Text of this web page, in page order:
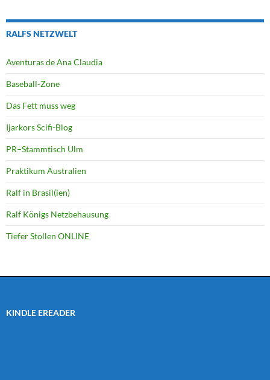
RALFS NETZWELT
Aventuras de Ana Claudia
Baseball-Zone
Das Fett muss weg
Ijarkors Scifi-Blog
PR–Stammtisch Ulm
Praktikum Australien
Ralf in Brasil(ien)
Ralf Königs Netzbehausung
Tiefer Stollen ONLINE
KINDLE EREADER